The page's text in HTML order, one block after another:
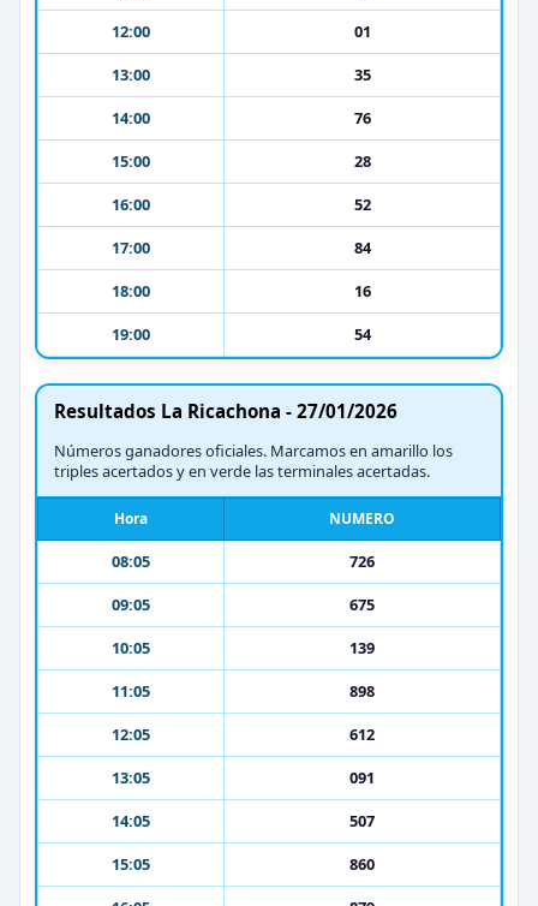
12:00
01
13:00
35
14:00
76
15:00
28
16:00
52
17:00
84
18:00
16
19:00
54
Resultados La Ricachona - 27/01/2026
Números ganadores oficiales. Marcamos en amarillo los
triples acertados y en verde las terminales acertadas.
Hora NUMERO
08:05
726
09:05
675
10:05
139
11:05
898
12:05
612
13:05
091
14:05
507
15:05
860